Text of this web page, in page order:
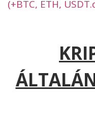
(+BTC, ETH,